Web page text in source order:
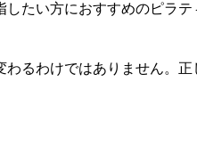
たい方におすすめのピラテ
るわけではありません。